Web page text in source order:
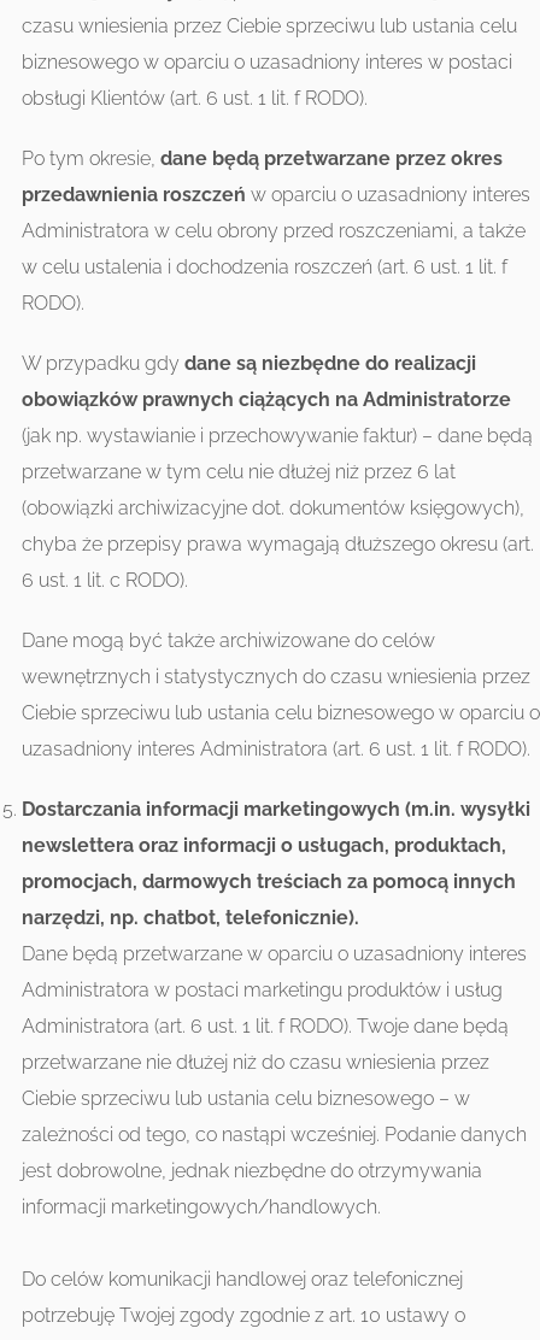
czasu wniesienia przez Ciebie sprzeciwu lub ustania celu
biznesowego w oparciu o uzasadniony interes w postaci
obsługi Klientów (art. 6 ust. 1 lit. f RODO).
Po tym okresie, dane będą przetwarzane przez okres
przedawnienia roszczeń w oparciu o uzasadniony interes
Administratora w celu obrony przed roszczeniami, a także
w celu ustalenia i dochodzenia roszczeń (art. 6 ust. 1 lit. f
RODO).
W przypadku gdy dane są niezbędne do realizacji
obowiązków prawnych ciążących na Administratorze
(jak np. wystawianie i przechowywanie faktur) – dane będą
przetwarzane w tym celu nie dłużej niż przez 6 lat
(obowiązki archiwizacyjne dot. dokumentów księgowych),
chyba że przepisy prawa wymagają dłuższego okresu (art.
6 ust. 1 lit. c RODO).
Dane mogą być także archiwizowane do celów
wewnętrznych i statystycznych do czasu wniesienia przez
Ciebie sprzeciwu lub ustania celu biznesowego w oparciu o
uzasadniony interes Administratora (art. 6 ust. 1 lit. f RODO).
Dostarczania informacji marketingowych (m.in. wysyłki
newslettera oraz informacji o usługach, produktach,
promocjach, darmowych treściach za pomocą innych
narzędzi, np. chatbot, telefonicznie).
Dane będą przetwarzane w oparciu o uzasadniony interes
Administratora w postaci marketingu produktów i usług
Administratora (art. 6 ust. 1 lit. f RODO). Twoje dane będą
przetwarzane nie dłużej niż do czasu wniesienia przez
Ciebie sprzeciwu lub ustania celu biznesowego – w
zależności od tego, co nastąpi wcześniej. Podanie danych
jest dobrowolne, jednak niezbędne do otrzymywania
informacji marketingowych/handlowych.
Do celów komunikacji handlowej oraz telefonicznej
potrzebuję Twojej zgody zgodnie z art. 10 ustawy o